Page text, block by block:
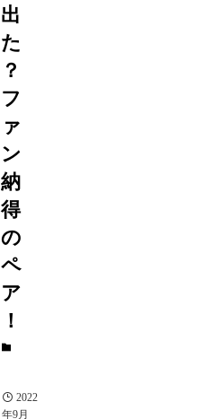
出
た
？
フ
ァ
ン
納
得
の
ペ
ア
！
2022
年9月